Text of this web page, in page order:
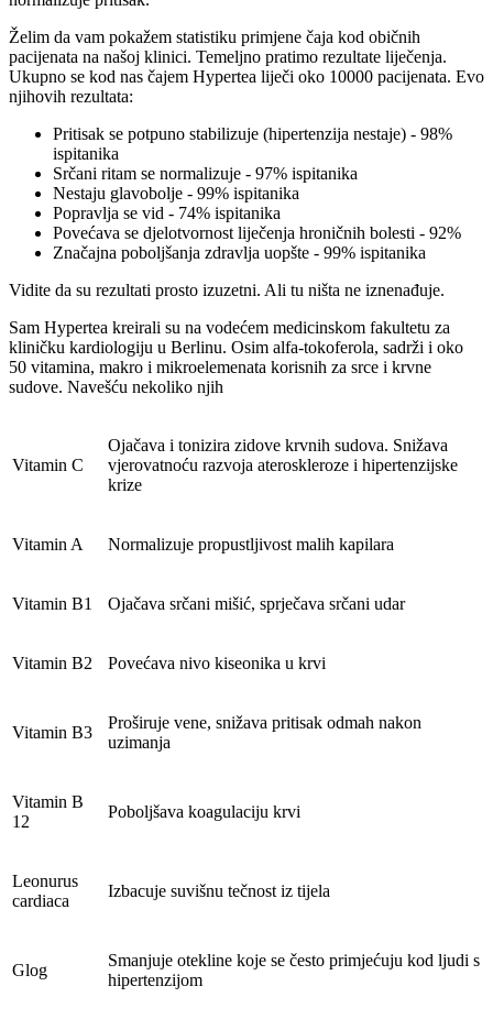
Želim da vam pokažem statistiku primjene čaja kod običnih
pacijenata na našoj klinici. Temeljno pratimo rezultate liječenja.
Ukupno se kod nas čajem Hypertea liječi oko 10000 pacijenata. Evo
njihovih rezultata:
Pritisak se potpuno stabilizuje (hipertenzija nestaje) - 98%
ispitanika
Srčani ritam se normalizuje - 97% ispitanika
Nestaju glavobolje - 99% ispitanika
Popravlja se vid - 74% ispitanika
Povećava se djelotvornost liječenja hroničnih bolesti - 92%
Značajna poboljšanja zdravlja uopšte - 99% ispitanika
Vidite da su rezultati prosto izuzetni. Ali tu ništa ne iznenađuje.
Sam Hypertea kreirali su na vodećem medicinskom fakultetu za
kliničku kardiologiju u Berlinu. Osim alfa-tokoferola, sadrži i oko
50 vitamina, makro i mikroelemenata korisnih za srce i krvne
sudove. Navešću nekoliko njih
Vitamin C
Ojačava i tonizira zidove krvnih sudova. Snižava
vjerovatnoću razvoja ateroskleroze i hipertenzijske
krize
Vitamin A Normalizuje propustljivost malih kapilara
Vitamin B1 Ojačava srčani mišić, sprječava srčani udar
Vitamin B2 Povećava nivo kiseonika u krvi
Vitamin B3
Proširuje vene, snižava pritisak odmah nakon
uzimanja
Vitamin B
12
Poboljšava koagulaciju krvi
Leonurus
cardiaca
Izbacuje suvišnu tečnost iz tijela
Glog
Smanjuje otekline koje se često primjećuju kod ljudi s
hipertenzijom